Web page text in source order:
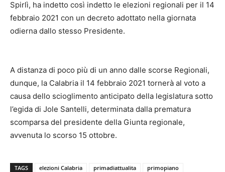
Spirlì, ha indetto così indetto le elezioni regionali per il 14
febbraio 2021 con un decreto adottato nella giornata
odierna dallo stesso Presidente.
A distanza di poco più di un anno dalle scorse Regionali,
dunque, la Calabria il 14 febbraio 2021 tornerà al voto a
causa dello scioglimento anticipato della legislatura sotto
l’egida di Jole Santelli, determinata dalla prematura
scomparsa del presidente della Giunta regionale,
avvenuta lo scorso 15 ottobre.
TAGS elezioni Calabria primadiattualita primopiano